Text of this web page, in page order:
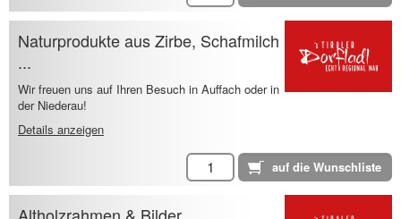
Naturprodukte aus Zirbe, Schafmilch
...
Wir freuen uns auf Ihren Besuch in Auffach oder in
der Niederau!
Details anzeigen
Altholzrahmen & Bilder